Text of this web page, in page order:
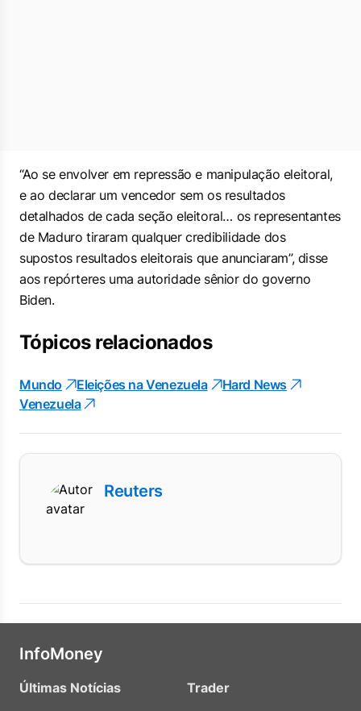
“Ao se envolver em repressão e manipulação eleitoral,
e ao declarar um vencedor sem os resultados
detalhados de cada seção eleitoral… os representantes
de Maduro tiraram qualquer credibilidade dos
supostos resultados eleitorais que anunciaram”, disse
aos repórteres uma autoridade sênior do governo
Biden.
Tópicos relacionados
Mundo Eleições na Venezuela
Hard News
Venezuela
Reuters
InfoMoney
Últimas Notícias
Trader